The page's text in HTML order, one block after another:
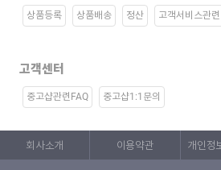
상품등록 상품배송 정산 고객서비스관련
고객센터
중고샵관련FAQ 중고샵1:1문의
회사소개 이용약관 개인정